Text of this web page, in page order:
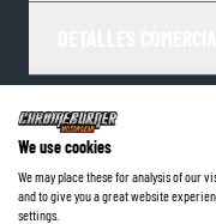
Términos y Condiciones
©2026
We use cookies
We may place these for analysis of our
and to give you a great website
settings.